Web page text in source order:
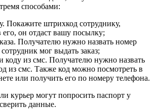
способами:
Покажите штрихкод сотруднику,
его, он отдаст вашу посылку;
Получателю нужно назвать номер
мог выдать заказ;
из смс. Получателю нужно назвать
из смс. Также код можно посмотреть в
или получить его по номеру телефона.
курьер могут попросить паспорт у
данные.